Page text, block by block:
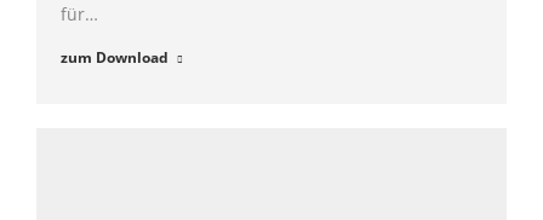
für…
zum Download